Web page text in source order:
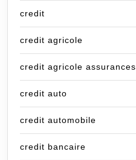
credit
credit agricole
credit agricole assurances
credit auto
credit automobile
credit bancaire